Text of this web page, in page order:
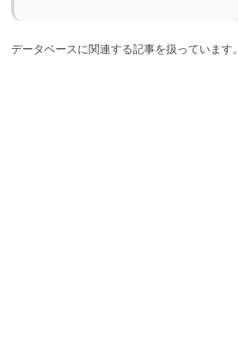
データベースに関連する記事を扱っています。